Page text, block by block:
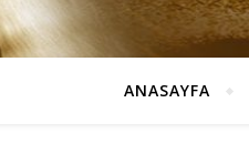
ANASAYFA